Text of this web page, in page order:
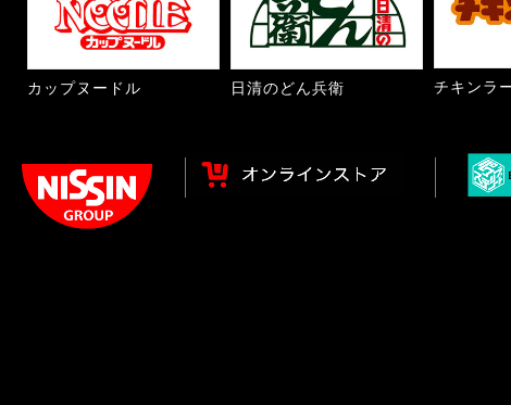
カップヌードル 日清のどん兵衛 チキンラ